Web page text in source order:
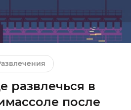
развлечься в
после